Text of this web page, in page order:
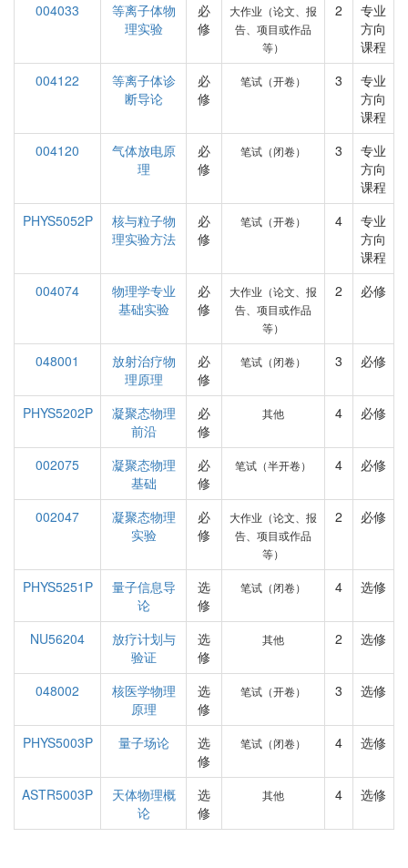
004033
等离子体物
理实验
必
修
大作业（论文、报
告、项目或作品
等）
2
专业
方向
课程
004122
等离子体诊
断导论
必
修
笔试（开卷） 3
专业
方向
课程
004120
气体放电原
理
必
修
笔试（闭卷） 3
专业
方向
课程
PHYS5052P
核与粒子物
理实验方法
必
修
笔试（开卷） 4
专业
方向
课程
004074
物理学专业
基础实验
必
修
大作业（论文、报
告、项目或作品
等）
2 必修
048001
放射治疗物
理原理
必
修
笔试（闭卷） 3 必修
PHYS5202P
凝聚态物理
前沿
必
修
其他 4 必修
002075
凝聚态物理
基础
必
修
笔试（半开卷） 4 必修
002047
凝聚态物理
实验
必
修
大作业（论文、报
告、项目或作品
等）
2 必修
PHYS5251P
量子信息导
论
选
修
笔试（闭卷） 4 选修
NU56204
放疗计划与
验证
选
修
其他 2 选修
048002
核医学物理
原理
选
修
笔试（开卷） 3 选修
PHYS5003P 量子场论
选
修
笔试（闭卷） 4 选修
ASTR5003P
天体物理概
论
选
修
其他 4 选修